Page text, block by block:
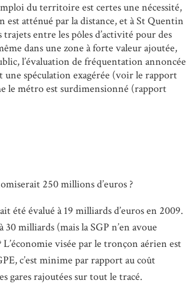
du territoire est certes une nécessité,
atténué par la distance, et à St Quentin
entre les pôles d’activité pour des
dans une zone à forte valeur ajoutée,
l’évaluation de fréquentation annoncée
une spéculation exagérée (voir le rapport
le métro est surdimensionné (rapport
250 millions d’euros ?
été évalué à 19 milliards d’euros en 2009.
milliards (mais la SGP n’en avoue
visée par le tronçon aérien est
c’est minime par rapport au coût
gares rajoutées sur tout le tracé.